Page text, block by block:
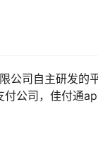
公司自主研发的
公司，佳付通